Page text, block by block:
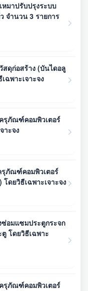
หมาปรับปรุงระบบ
จำนวน 3 รายการ
ดุก่อสร้าง (บันไดอลู
ฉพาะเจาะจง
รุภัณฑ์คอมพิวเตอร์
าะจง
รุภัณฑ์คอมพิวเตอร์
ดยวิธีเฉพาะเจาะจง
ซ่อมแซมประตูกระจก
โดยวิธีเฉพาะ
รุภัณฑ์คอมพิวเตอร์